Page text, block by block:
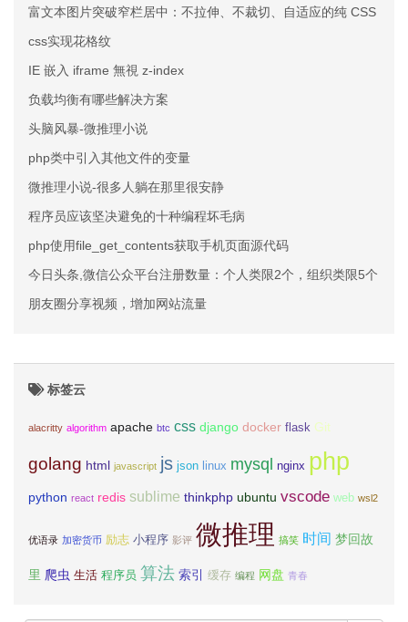
富文本图片突破窄栏居中：不拉伸、不裁切、自适应的纯 CSS 方案
css实现花格纹
IE 嵌入 iframe 無視 z-index
负载均衡有哪些解决方案
头脑风暴-微推理小说
php类中引入其他文件的变量
微推理小说-很多人躺在那里很安静
程序员应该坚决避免的十种编程坏毛病
php使用file_get_contents获取手机页面源代码
今日头条,微信公众平台注册数量：个人类限2个，组织类限5个
朋友圈分享视频，增加网站流量
标签云
alacritty algorithm apache btc css django docker flask Git
golang html javascript js json linux mysql nginx php
python react redis sublime thinkphp ubuntu vscode web wsl2
优语录 加密货币 励志 小程序 影评 微推理 搞笑 时间 梦回故
里 爬虫 生活 程序员 算法 索引 缓存 编程 网盘 青春